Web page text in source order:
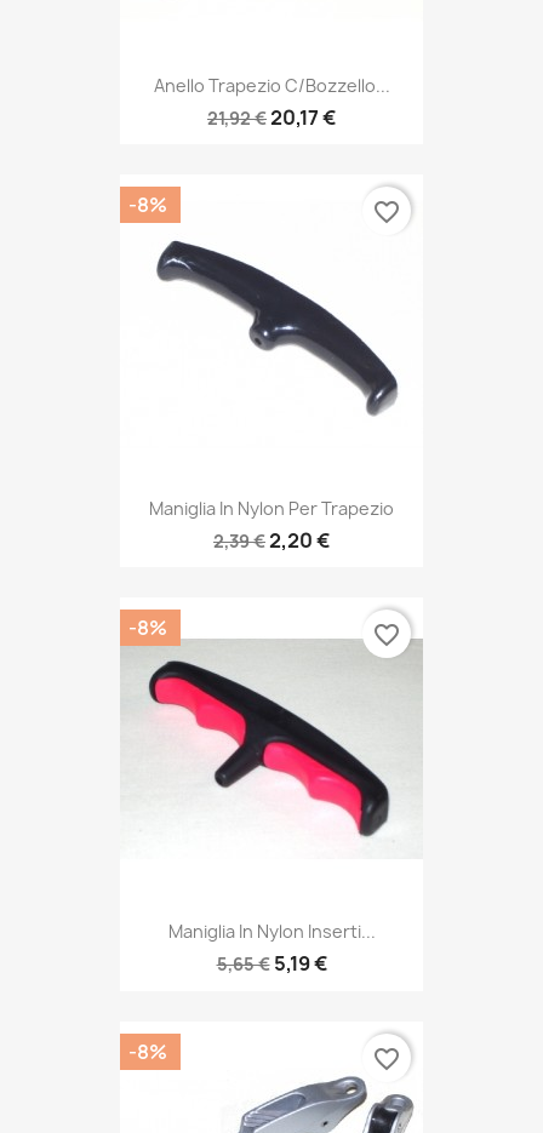
Anello Trapezio C/Bozzello...
21,92 €20,17 €
Maniglia In Nylon Per Trapezio
2,39 €2,20 €
-8% favorite_border
Maniglia In Nylon Inserti...
5,65 € 5,19 €
-8% favorite_border
-8% favorite_border